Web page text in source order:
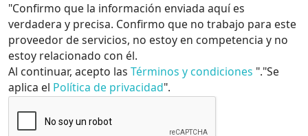
"Confirmo que la información enviada aquí es
verdadera y precisa. Confirmo que no trabajo para este
proveedor de servicios, no estoy en competencia y no
estoy relacionado con él.
Al continuar, acepto las Términos y condiciones "."Se
aplica el Política de privacidad".